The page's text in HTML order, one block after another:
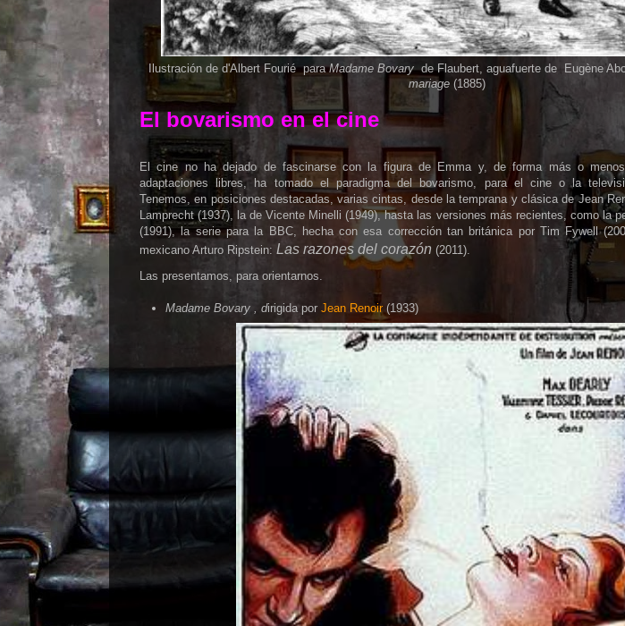
Ilustración de d'Albert Fourié paraMadame Bovaryde Flaubert, aguafuerte de Eugène
mariage(1885)
El bovarismo en el cine
El cine no ha dejado de fascinarse con la figura de Emma y, de forma más o
adaptaciones libres, ha tomado el paradigma del bovarismo, para el cine o la
Tenemos, en posiciones destacadas, varias cintas, desde la temprana y clásica de Jean
Lamprecht (1937),la de Vicente Minelli (1949), hasta las versiones más recientes, como la
(1991), la serie para la BBC, hecha con esa corrección tan británica por Tim Fywell
mexicano Arturo Ripstein: Las razones del corazón (2011).
Las presentamos, para orientarnos.
Madame Bovary , dirigida por Jean Renoir(1933)